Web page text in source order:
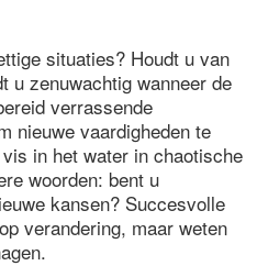
situaties? Houdt u van
u zenuwachtig wanneer de
verrassende
nieuwe vaardigheden te
in het water in chaotische
woorden: bent u
kansen? Succesvolle
verandering, maar weten